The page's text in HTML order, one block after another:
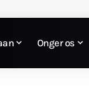
Onger os